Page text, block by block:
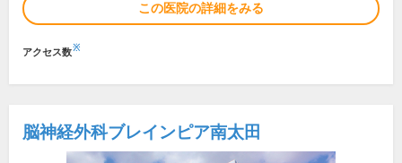
この医院の詳細をみる
アクセス数※
脳神経外科ブレインピア南太田